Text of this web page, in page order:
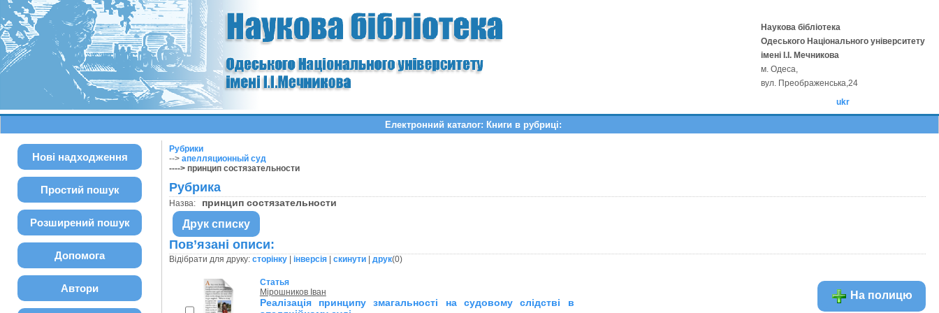
Наукова бібліотека
Одеського Національного університету
імені І.І. Мечникова
м. Одеса,
вул. Преображенська,24
ukr
Електронний каталог: Книги в рубриці:
Нові надходження
Простий пошук
Розширений пошук
Допомога
Автори
Рубрики
--> апелляционный суд
----> принцип состязательности
Рубрика
Назва: принцип состязательности
Друк списку
Пов’язані описи:
Відібрати для друку: сторінку| інверсія| скинути| друк(0)
Статья
Мірошников Іван
Реалізація принципу змагальності на судовому слідстві в
На полицю